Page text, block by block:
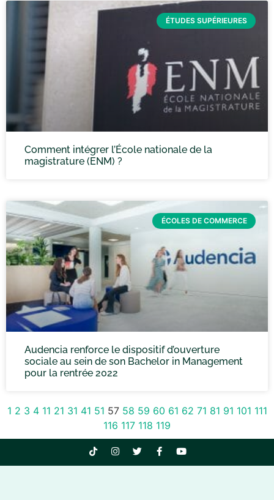
ÉTUDES SUPÉRIEURES
Comment intégrer l’École nationale de la
magistrature (ENM) ?
ÉCOLES DE COMMERCE
Audencia renforce le dispositif d’ouverture
sociale au sein de son Bachelor in Management
pour la rentrée 2022
1 2 3 4 11 21 31 41 51 57 58 59 60 61 62 71 81 91 101 111
116 117 118 119